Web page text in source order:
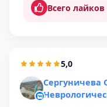
Всего лайков
5,0
Сергуничева